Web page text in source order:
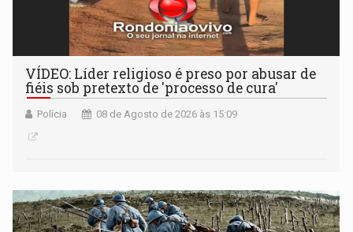
VÍDEO: Líder religioso é preso por abusar de
fiéis sob pretexto de 'processo de cura'
Polícia 08 de Agosto de 2026 às 15:09